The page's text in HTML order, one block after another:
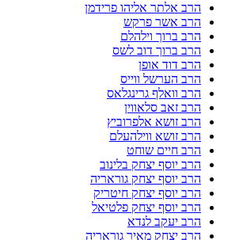
הרב אלתר אליהו פרידמן
הרב אשר פרקש
הרב ברוך וילהלם
הרב ברוך דוב לשס
הרב דוד אופן
הרב הערשל ווייס
הרב וואלף גרינגלאס
הרב זאב סלאווין
הרב זושא אלפרוביץ
הרב זושא ווילהעלם
הרב חיים שוחט
הרב יוסף יצחק בלינוב
הרב יוסף יצחק גוראריה
הרב יוסף יצחק חיטריק
הרב יוסף יצחק פלטיאל
הרב יעקב לנדא
הרב יצחק מאיר גוראריה